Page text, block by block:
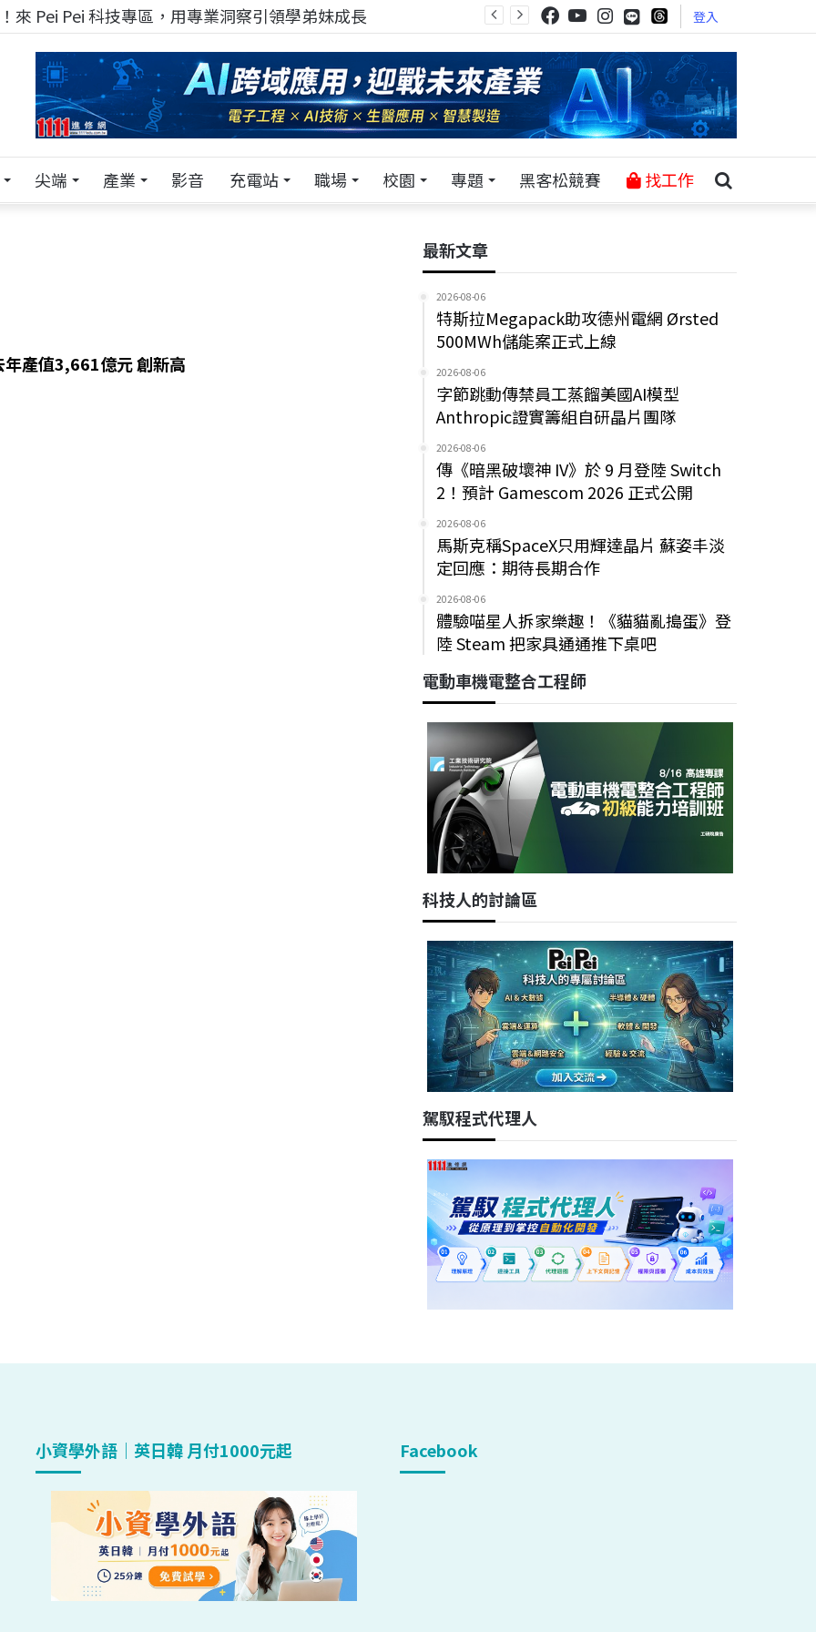
！在 Pei Pei 科技專區，與學弟妹交流最硬核的技術 登入
尖端 產業 影音 充電站 職場 校園 專題 黑客松競賽 找工作
年產值3,661億元 創新高
最新文章
2026-08-06
特斯拉Megapack助攻德州電網 Ørsted
500MWh儲能案正式上線
2026-08-06
字節跳動傳禁員工蒸餾美國AI模型
Anthropic證實籌組自研晶片團隊
2026-08-06
傳《暗黑破壞神 IV》於 9 月登陸 Switch
2！預計 Gamescom 2026 正式公開
2026-08-06
馬斯克稱SpaceX只用輝達晶片 蘇姿丰淡
定回應：期待長期合作
2026-08-06
體驗喵星人拆家樂趣！《貓貓亂搗蛋》登
陸 Steam 把家具通通推下桌吧
電動車機電整合工程師
科技人的討論區
駕馭程式代理人
小資學外語｜英日韓 月付1000元起 Facebook